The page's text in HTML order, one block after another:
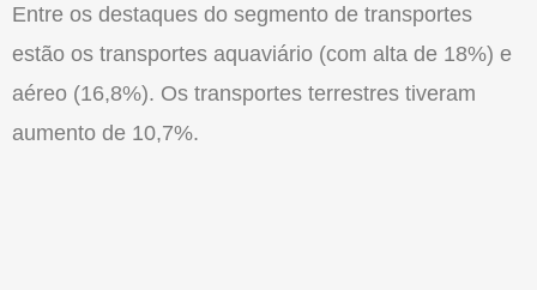
Entre os destaques do segmento de transportes
estão os transportes aquaviário (com alta de 18%) e
aéreo (16,8%). Os transportes terrestres tiveram
aumento de 10,7%.